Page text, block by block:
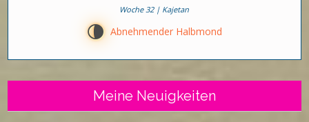
Woche 32 | Kajetan
U Abnehmender Halbmond
Meine Neuigkeiten